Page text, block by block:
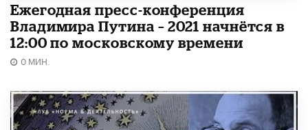
Ежегодная пресс-конференция
Владимира Путина – 2021 начнётся в
12:00 по московскому времени
0 МИН.